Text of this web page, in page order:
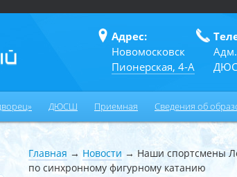
Адрес:
Новомосковск
Пионерская, 4-А
ДЮСШ Приемная Сведения об
Главная → Новости → Наши спортсмены
по синхронному фигурному катанию